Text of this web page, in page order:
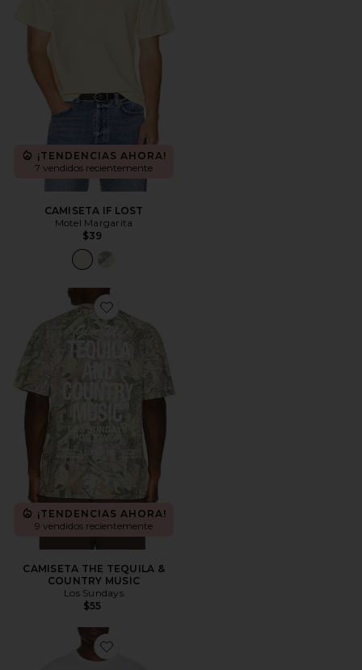
¡TENDENCIAS AHORA!
7 vendidos recientemente
CAMISETA IF LOST
Motel Margarita
$39
Favorite CAMISETA THE TEQUILA & COUNTRY MUSIC
¡TENDENCIAS AHORA!
9 vendidos recientemente
CAMISETA THE TEQUILA &
COUNTRY MUSIC
Los Sundays
$55
Favorite CAMISETA